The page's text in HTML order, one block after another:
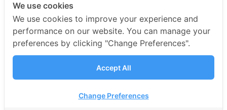
Facebook-f
Twitter
Youtube
Instagram
Copyright © 2025 haii mart, All
rights reserved. Present by
We use cookies
We use cookies to improve your experience and
performance on our website. You can manage your
preferences by clicking "Change Preferences".
Accept All
Change Preferences